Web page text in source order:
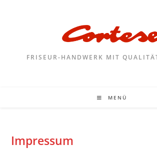
FRISEUR-HANDWERK MIT
MENÜ
Impressum